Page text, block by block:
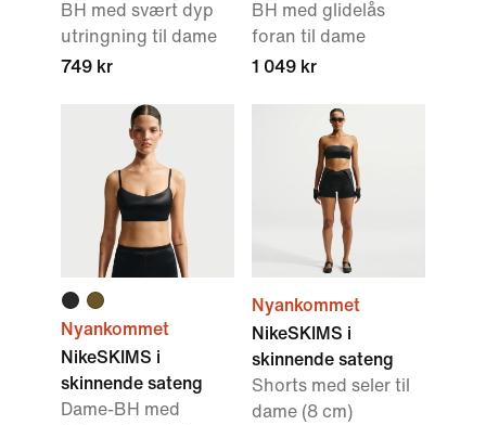
BH med svært dyp
utringning til dame
749 kr
BH med glidelås
foran til dame
1 049 kr
Nyankommet
NikeSKIMS i
skinnende sateng
Dame-BH med
Nyankommet
NikeSKIMS i
skinnende sateng
Shorts med seler til
dame (8 cm)